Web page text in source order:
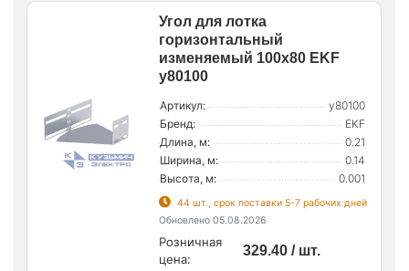
Угол для лотка
горизонтальный
изменяемый 100х80 EKF
y80100
Артикул:
y80100
Бренд:
EKF
Длина, м:
0.21
Ширина, м:
0.14
Высота, м:
0.001
44 шт., срок поставки 5-7 рабочих дней
Обновлено 05.08.2026
Розничная
цена:
329.40 / шт.